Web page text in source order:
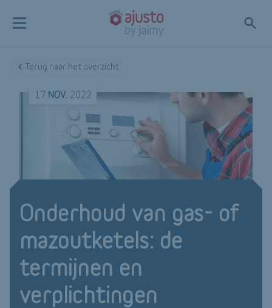
Terug naar het overzicht
17 NOV. 2022
Onderhoud van gas- of
mazoutketels: de
termijnen en
verplichtingen